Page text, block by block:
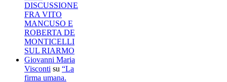
DISCUSSIONE
FRA VITO
MANCUSO E
ROBERTA DE
MONTICELLI
SUL RIARMO
Giovanni Maria
Visconti su “La
firma umana.